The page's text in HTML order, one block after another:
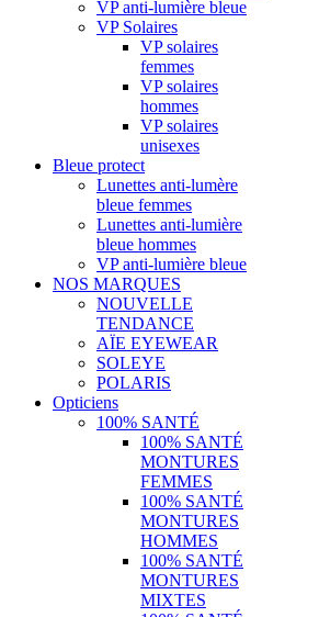
VP anti-lumière bleue
VP Solaires
VP solaires
femmes
VP solaires
hommes
VP solaires
unisexes
Bleue protect
Lunettes anti-lumère
bleue femmes
Lunettes anti-lumière
bleue hommes
VP anti-lumière bleue
NOS MARQUES
NOUVELLE
TENDANCE
AÏE EYEWEAR
SOLEYE
POLARIS
Opticiens
100% SANTÉ
100% SANTÉ
MONTURES
FEMMES
100% SANTÉ
MONTURES
HOMMES
100% SANTÉ
MONTURES
MIXTES